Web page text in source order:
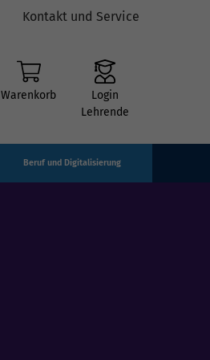
Kontakt und Service
Warenkorb
Login
Lehrende
Beruf und Digitalisierung